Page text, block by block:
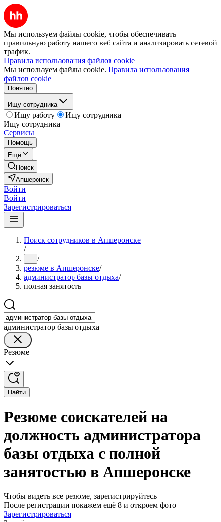
Мы используем файлы cookie, чтобы обеспечивать
правильную работу нашего веб-сайта и анализировать сетевой
трафик.
Правила использования файлов cookie
Мы используем файлы cookie. Правила использования
файлов cookie
Понятно
Ищу сотрудника
Ищу работу
Ищу сотрудника
Ищу сотрудника
Сервисы
Помощь
Ещё
Поиск
Апшеронск
Войти
Войти
Зарегистрироваться
Поиск сотрудников в Апшеронске
/
... /
резюме в Апшеронске/
администратор базы отдыха/
полная занятость
администратор базы отдыха
Резюме
Найти
Резюме соискателей на
должность администратора
базы отдыха с полной
занятостью в Апшеронске
Чтобы видеть все резюме, зарегистрируйтесь
После регистрации покажем ещё 8 и откроем фото
Зарегистрироваться